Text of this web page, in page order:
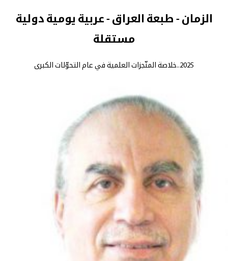
الزمان - طبعة العراق - عربية يومية دولية
مستقلة
2025..خلاصة المنّجزات العلمية في عام التحوّلات الكبرى